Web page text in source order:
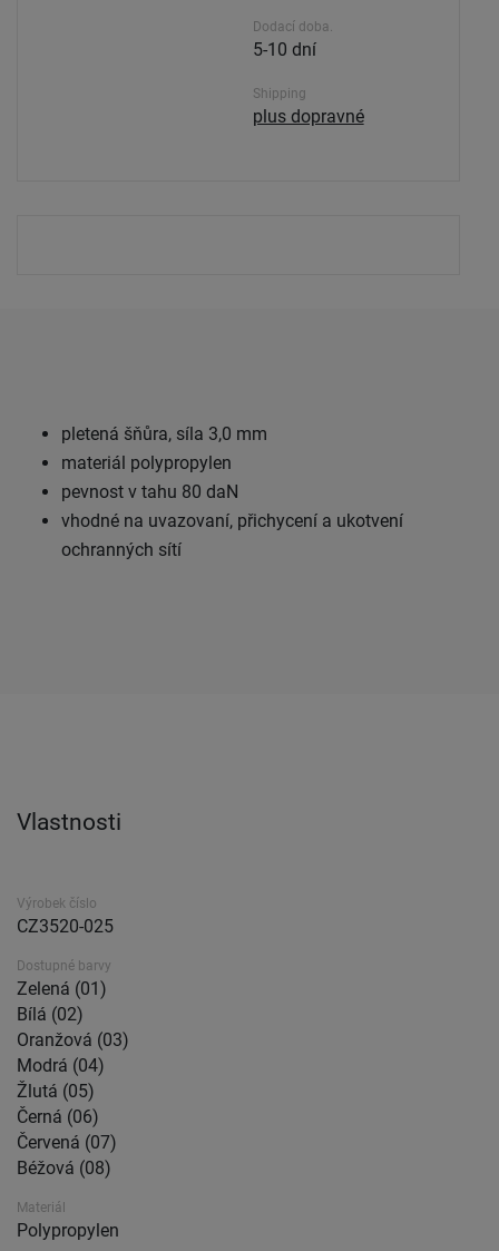
Dodací doba.
5-10 dní
Shipping
plus dopravné
pletená šňůra, síla 3,0 mm
materiál polypropylen
pevnost v tahu 80 daN
vhodné na uvazovaní, přichycení a ukotvení
ochranných sítí
Vlastnosti
Výrobek číslo
CZ3520-025
Dostupné barvy
Zelená (01)
Bílá (02)
Oranžová (03)
Modrá (04)
Žlutá (05)
Černá (06)
Červená (07)
Béžová (08)
Materiál
Polypropylen